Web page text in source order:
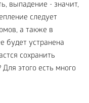
выпадение - значит,
следует
а также в
будет устранена
сохранить
этого есть много